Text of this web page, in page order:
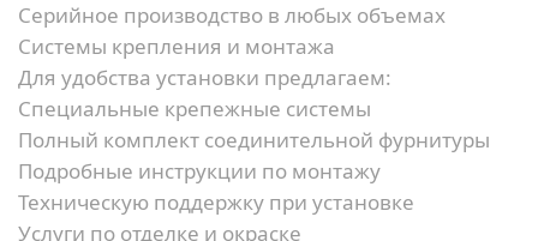
Серийное производство в любых объемах
Системы крепления и монтажа
Для удобства установки предлагаем:
Специальные крепежные системы
Полный комплект соединительной фурнитуры
Подробные инструкции по монтажу
Техническую поддержку при установке
Услуги по отделке и окраске